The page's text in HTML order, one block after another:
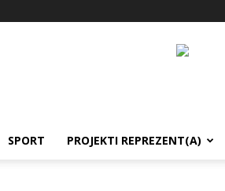
SPORT PROJEKTI REPREZENT(A)